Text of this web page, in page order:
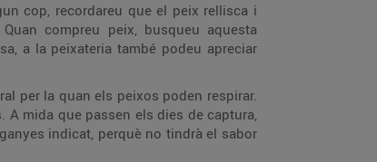
cop, recordareu que el peix rellisca i
compreu peix, busqueu aquesta
a la peixateria també podeu apreciar
per la quan els peixos poden respirar.
mida que passen els dies de captura,
indicat, perquè no tindrà el sabor